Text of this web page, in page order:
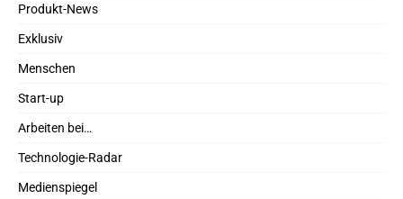
Produkt-News
Exklusiv
Menschen
Start-up
Arbeiten bei…
Technologie-Radar
Medienspiegel